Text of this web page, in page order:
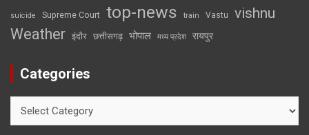
suicide Supreme Court top-news train Vastu vishnu
Weather इंदौर छत्तीसगढ़ भोपाल मध्य प्रदेश रायपुर
Categories